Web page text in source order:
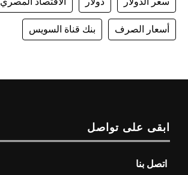
أسعار الصرف بنك قناة السويس
ابقى على تواصل
اتصل بنا